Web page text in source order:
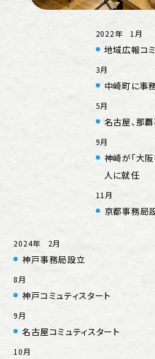
2022年 1月
地域広報コ
3月
中崎町に事
5月
名古屋、那
9月
神崎が「大
人に就任
11月
京都事務局
2024年 2月
神戸事務局設立
8月
神戸コミュティスタート
9月
名古屋コミュティスタート
10月